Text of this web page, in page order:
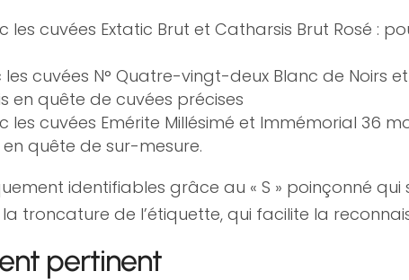
les cuvées Extatic Brut et Catharsis Brut Rosé :
les cuvées N° Quatre-vingt-deux Blanc de Noirs
en quête de cuvées précises
les cuvées Emérite Millésimé et Immémorial 36
quête de sur-mesure.
identifiables grâce au « S » poinçonné
la troncature de l’étiquette, qui facilite la
pertinent